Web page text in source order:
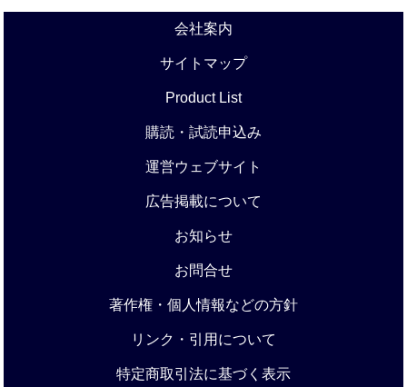
会社案内
サイトマップ
Product List
購読・試読申込み
運営ウェブサイト
広告掲載について
お知らせ
お問合せ
著作権・個人情報などの方針
リンク・引用について
特定商取引法に基づく表示